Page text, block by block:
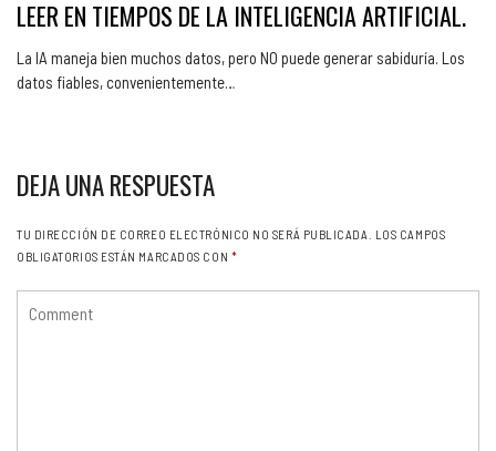
LEER EN TIEMPOS DE LA INTELIGENCIA ARTIFICIAL.
La IA maneja bien muchos datos, pero NO puede generar sabiduría. Los
datos fiables, convenientemente…
DEJA UNA RESPUESTA
TU DIRECCIÓN DE CORREO ELECTRÓNICO NO SERÁ PUBLICADA.
LOS CAMPOS
OBLIGATORIOS ESTÁN MARCADOS CON *